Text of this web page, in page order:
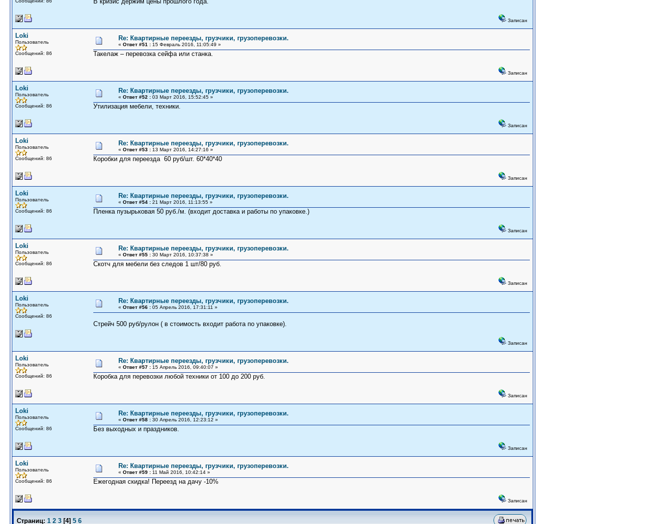
Записан
Loki
Пользователь
Сообщений: 86
Re: Квартирные переезды, грузчики, грузоперевозки.
« Ответ #51 : 15 Февраль 2016, 11:05:49 »
Такелаж – перевозка сейфа или станка.
Записан
Loki
Пользователь
Сообщений: 86
Re: Квартирные переезды, грузчики, грузоперевозки.
« Ответ #52 : 03 Март 2016, 15:52:45 »
Утилизация мебели, техники.
Записан
Loki
Пользователь
Сообщений: 86
Re: Квартирные переезды, грузчики, грузоперевозки.
« Ответ #53 : 13 Март 2016, 14:27:16 »
Коробки для переезда 60 руб/шт. 60*40*40
Записан
Loki
Пользователь
Сообщений: 86
Re: Квартирные переезды, грузчики, грузоперевозки.
« Ответ #54 : 21 Март 2016, 11:13:55 »
Пленка пузырьковая 50 руб./м. (входит доставка и работы по упаковке.)
Записан
Loki
Пользователь
Сообщений: 86
Re: Квартирные переезды, грузчики, грузоперевозки.
« Ответ #55 : 30 Март 2016, 10:37:38 »
Скотч для мебели без следов 1 шт/80 руб.
Записан
Loki
Пользователь
Сообщений: 86
Re: Квартирные переезды, грузчики, грузоперевозки.
« Ответ #56 : 05 Апрель 2016, 17:31:11 »
Стрейч 500 руб/рулон ( в стоимость входит работа по упаковке).
Записан
Loki
Пользователь
Сообщений: 86
Re: Квартирные переезды, грузчики, грузоперевозки.
« Ответ #57 : 15 Апрель 2016, 09:40:07 »
Коробка для перевозки любой техники от 100 до 200 руб.
Записан
Loki
Пользователь
Сообщений: 86
Re: Квартирные переезды, грузчики, грузоперевозки.
« Ответ #58 : 30 Апрель 2016, 12:23:12 »
Без выходных и праздников.
Записан
Loki
Пользователь
Сообщений: 86
Re: Квартирные переезды, грузчики, грузоперевозки.
« Ответ #59 : 11 Май 2016, 10:42:14 »
Ежегодная скидка! Переезд на дачу -10%
Записан
Страниц: 1 2 3 [4] 5 6